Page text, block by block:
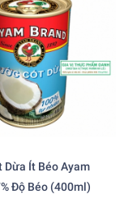
Dừa Ít Béo Ayam
Độ Béo (400ml)